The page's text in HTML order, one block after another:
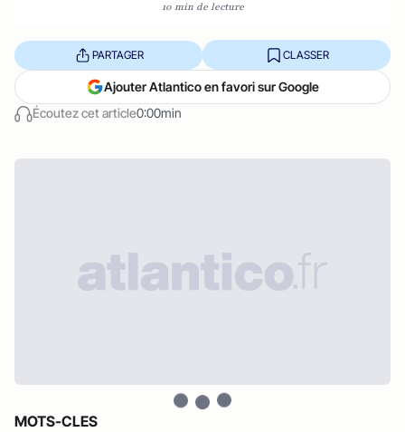
10 min de lecture
Écoutez cet article0:00min
PARTAGER CLASSER
Ajouter Atlantico en favori sur Google
MOTS-CLES